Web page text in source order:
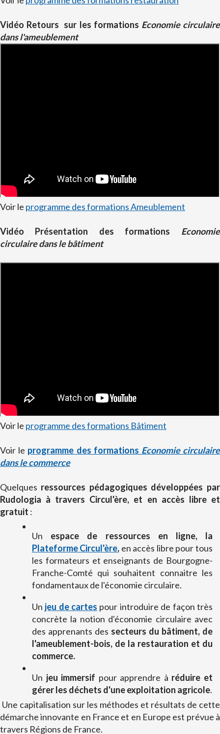
Vidéo Retours sur les formations Economie circulaire
dans l'ameublement
Voir le programme des formations Ameublement
Vidéo Présentation des formations Economie
circulaire dans le bâtiment
Voir le programme des formations Bâtiment
Voir le programme des formations Economie circulaire
dans le commerce
Quelques ressources pédagogiques développées par
Rudologia à travers Circul'ère, et en accès libre et
gratuit :
Un espace de ressources en ligne, la
Plateforme Circul'ère, en accès libre pour tous
les formateurs et enseignants de Bourgogne-
Franche-Comté qui souhaitent connaitre les
fondamentaux de l'économie circulaire.
Un jeu de cartes pour introduire de façon très
concrète la notion d'économie circulaire avec
des apprenants des secteurs du bâtiment, de
l'ameublement-bois, de la restauration et du
commerce.
Un jeu immersif pour apprendre à réduire et
gérer les déchets d'une exploitation agricole.
Une capitalisation sur les méthodes et résultats de cette
démarche innovante en France et en Europe est prévue à
travers Régions de France.